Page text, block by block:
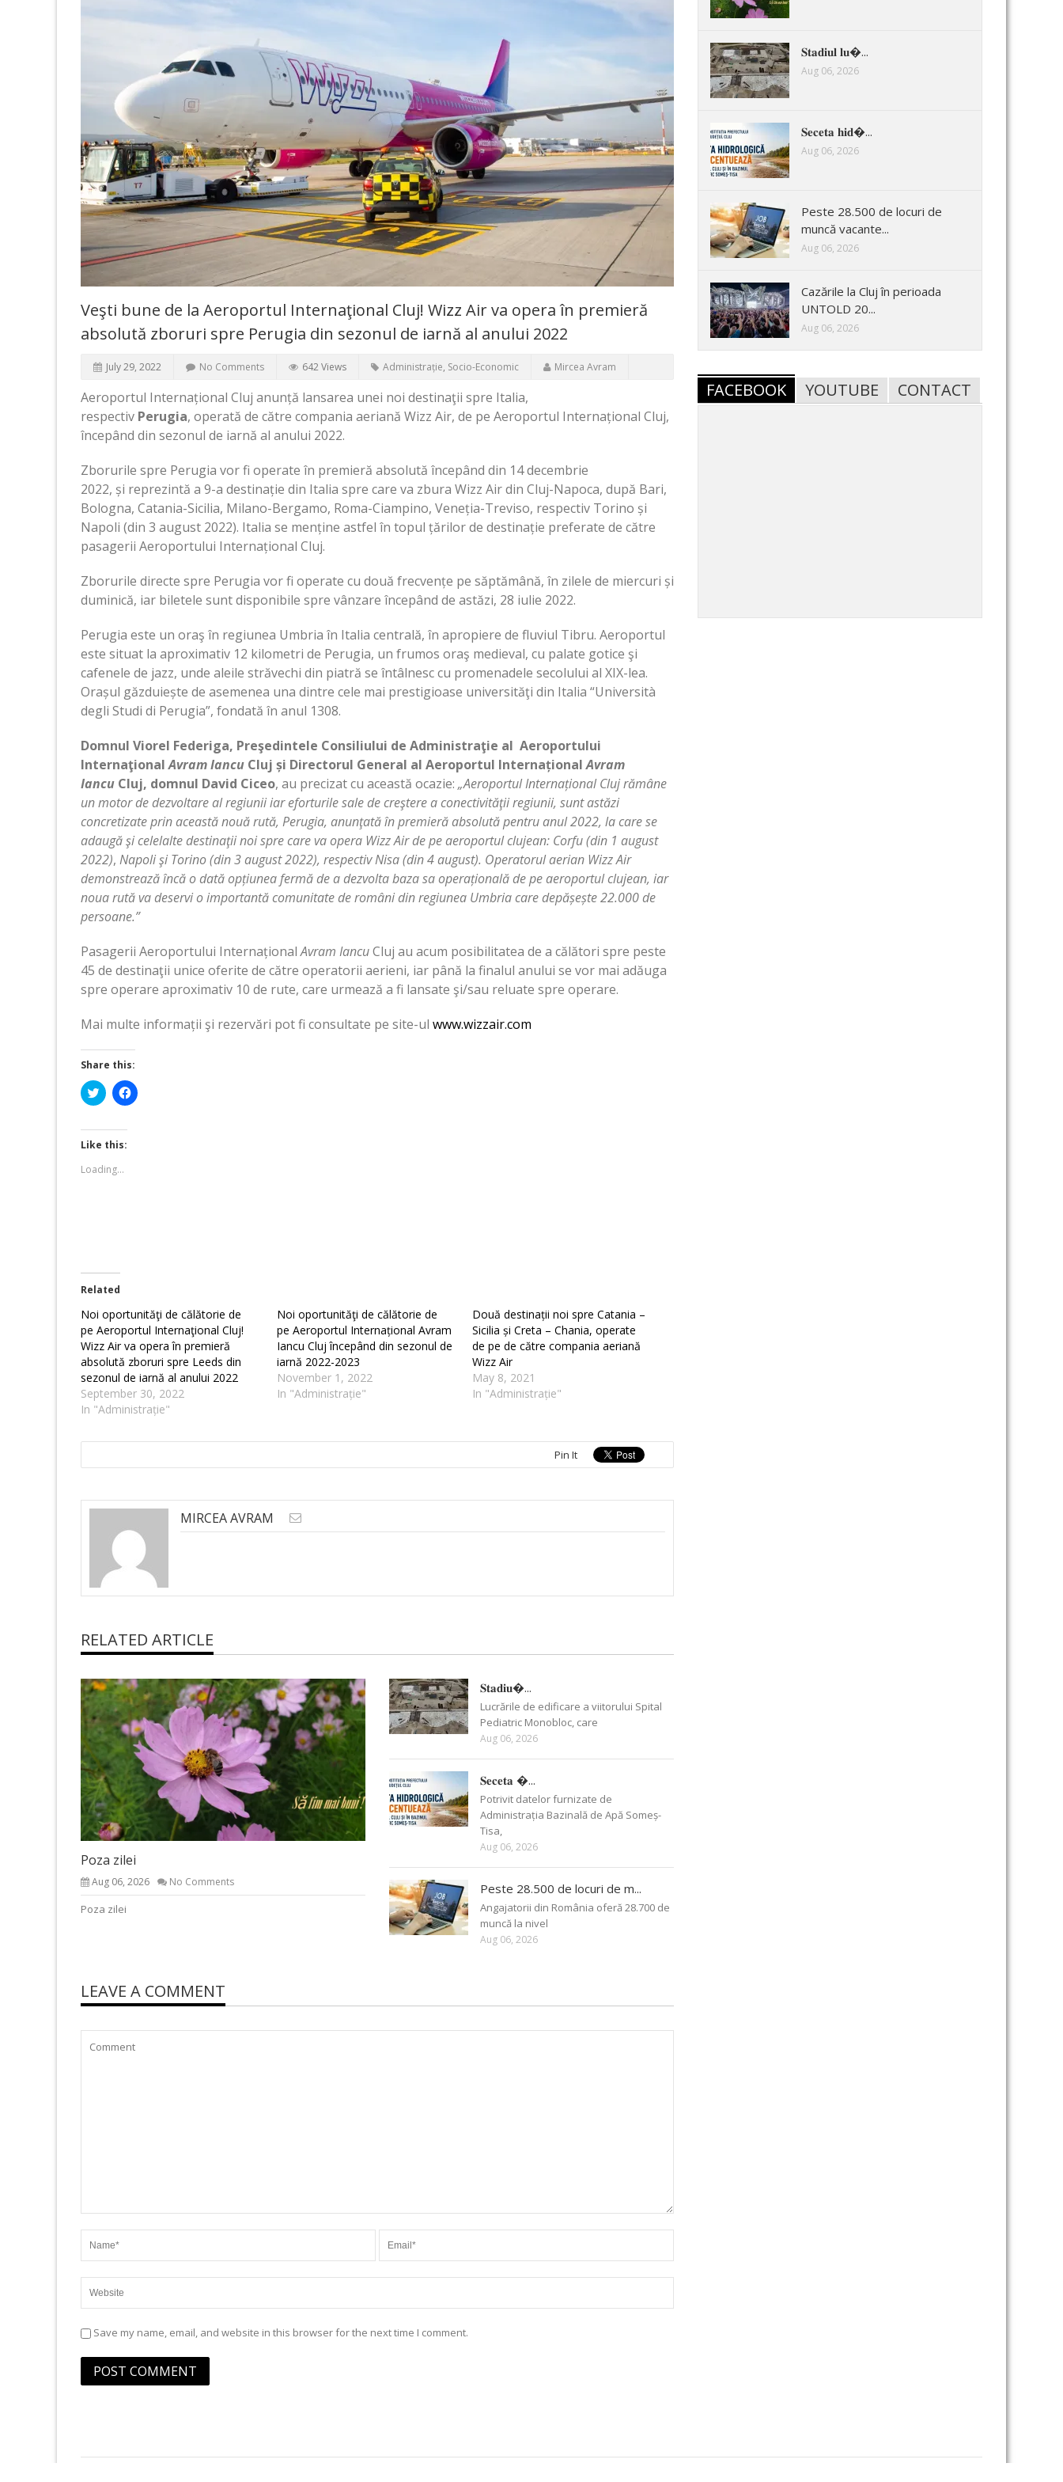
Veşti bune de la Aeroportul Internaţional Cluj! Wizz Air va opera în premieră
absolută zboruri spre Perugia din sezonul de iarnă al anului 2022
July 29, 2022 No Comments 642 Views Administrație, Socio-Economic Mircea Avram
Aeroportul Internațional Cluj anunță lansarea unei noi destinaţii spre Italia,
respectiv Perugia, operată de către compania aeriană Wizz Air, de pe Aeroportul Internațional Cluj,
începând din sezonul de iarnă al anului 2022.
Zborurile spre Perugia vor fi operate în premieră absolută începând din 14 decembrie
2022, și reprezintă a 9-a destinație din Italia spre care va zbura Wizz Air din Cluj-Napoca, după Bari,
Bologna, Catania-Sicilia, Milano-Bergamo, Roma-Ciampino, Veneția-Treviso, respectiv Torino și
Napoli (din 3 august 2022). Italia se menține astfel în topul țărilor de destinație preferate de către
pasagerii Aeroportului Internațional Cluj.
Zborurile directe spre Perugia vor fi operate cu două frecvențe pe săptămână, în zilele de miercuri și
duminică, iar biletele sunt disponibile spre vânzare începând de astăzi, 28 iulie 2022.
Perugia este un oraş în regiunea Umbria în Italia centrală, în apropiere de fluviul Tibru. Aeroportul
este situat la aproximativ 12 kilometri de Perugia, un frumos oraş medieval, cu palate gotice şi
cafenele de jazz, unde aleile străvechi din piatră se întâlnesc cu promenadele secolului al XIX-lea.
Orașul găzduiește de asemenea una dintre cele mai prestigioase universităţi din Italia “Università
degli Studi di Perugia”, fondată în anul 1308.
Domnul Viorel Federiga, Preşedintele Consiliului de Administraţie al Aeroportului
InternaţionalAvram Iancu Cluj și Directorul General al Aeroportul InternaționalAvram
Iancu Cluj, domnul David Ciceo, au precizat cu această ocazie: „Aeroportul Internațional Cluj rămâne
un motor de dezvoltare al regiunii iar eforturile sale de creştere a conectivităţii regiunii, sunt astăzi
concretizate prin această nouă rută, Perugia, anunţată în premieră absolută pentru anul 2022, la care se
adaugă şi celelalte destinaţii noi spre care va opera Wizz Air de pe aeroportul clujean: Corfu (din 1 august
2022), Napoli şi Torino (din 3 august 2022), respectiv Nisa (din 4 august). Operatorul aerian Wizz Air
demonstrează încă o dată opțiunea fermă de adezvoltabaza sa operațională de pe aeroportul clujean, iar
noua rută va deservi o importantă comunitate de români din regiunea Umbria care depășește 22.000 de
persoane.”
Pasagerii Aeroportului InternaționalAvram IancuCluj au acum posibilitatea de a călători spre peste
45 de destinaţii unice oferite de către operatorii aerieni, iar până la finalul anului se vor mai adăuga
spre operare aproximativ 10 de rute, care urmează a fi lansate şi/sau reluate spre operare.
Mai multe informații şi rezervări pot fi consultate pe site-ul www.wizzair.com
Share this:
Click
to
Twitter
(Opens
in
new
window)
Click
to
Like this:
Loading...
Related
Noi oportunităţi de călătorie de
pe Aeroportul Internaţional Cluj!
Wizz Air va opera în premieră
absolută zboruri spre Leeds din
sezonul de iarnă al anului 2022
September 30, 2022
In "Administrație"
Noi oportunităţi de călătorie de
pe Aeroportul Internațional Avram
Iancu Cluj începând din sezonul de
iarnă 2022-2023
November 1, 2022
In "Administrație"
Două destinații noi spre Catania –
Sicilia și Creta – Chania, operate
de pe de către compania aeriană
Wizz Air
May 8, 2021
In "Administrație"
Pin It
MIRCEA AVRAM
RELATED ARTICLE
Poza zilei
Aug 06, 2026 No Comments
Poza zilei
𝐒𝐭𝐚𝐝𝐢𝐮�...
Lucrările de edificare a viitorului Spital
Pediatric Monobloc, care
Aug 06, 2026
𝐒𝐞𝐜𝐞𝐭𝐚 �...
Potrivit datelor furnizate de
Administrația Bazinală de Apă Someș-
Tisa,
Aug 06, 2026
Peste 28.500 de locuri de m...
Angajatorii din România oferă 28.700 de
muncă la nivel
Aug 06, 2026
LEAVE A COMMENT
Save my name, email, and website in this browser for the next time I comment.
𝐒𝐭𝐚𝐝𝐢𝐮𝐥 𝐥𝐮�...
Aug 06, 2026
𝐒𝐞𝐜𝐞𝐭𝐚 𝐡𝐢𝐝�...
Aug 06, 2026
Peste 28.500 de locuri de
muncă vacante...
Aug 06, 2026
Cazările la Cluj în perioada
UNTOLD 20...
Aug 06, 2026
FACEBOOK YOUTUBE CONTACT